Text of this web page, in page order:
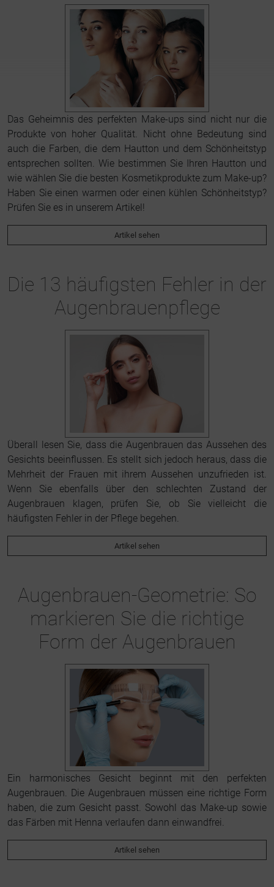
Das Geheimnis des perfekten Make-ups sind nicht nur die
Produkte von hoher Qualität. Nicht ohne Bedeutung sind
auch die Farben, die dem Hautton und dem Schönheitstyp
entsprechen sollten. Wie bestimmen Sie Ihren Hautton und
wie wählen Sie die besten Kosmetikprodukte zum Make-up?
Haben Sie einen warmen oder einen kühlen Schönheitstyp?
Prüfen Sie es in unserem Artikel!
Artikel sehen
Die 13 häufigsten Fehler in der
Augenbrauenpflege
Überall lesen Sie, dass die Augenbrauen das Aussehen des
Gesichts beeinflussen. Es stellt sich jedoch heraus, dass die
Mehrheit der Frauen mit ihrem Aussehen unzufrieden ist.
Wenn Sie ebenfalls über den schlechten Zustand der
Augenbrauen klagen, prüfen Sie, ob Sie vielleicht die
häufigsten Fehler in der Pflege begehen.
Artikel sehen
Augenbrauen-Geometrie: So
markieren Sie die richtige
Form der Augenbrauen
Ein harmonisches Gesicht beginnt mit den perfekten
Augenbrauen. Die Augenbrauen müssen eine richtige Form
haben, die zum Gesicht passt. Sowohl das Make-up sowie
das Färben mit Henna verlaufen dann einwandfrei.
Artikel sehen